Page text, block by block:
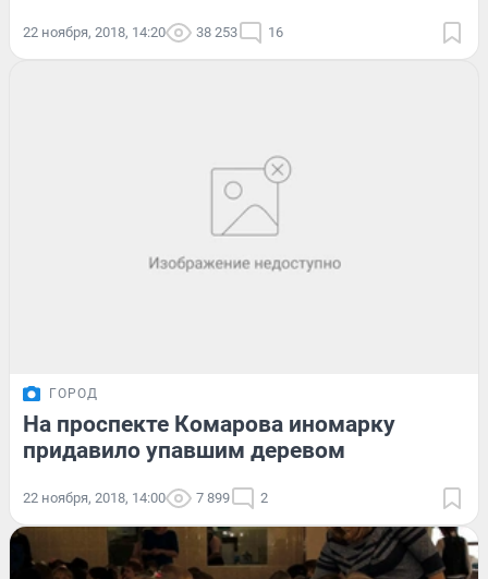
22 ноября, 2018, 14:20 38 253 16
ГОРОД
На проспекте Комарова иномарку
придавило упавшим деревом
22 ноября, 2018, 14:00 7 899 2